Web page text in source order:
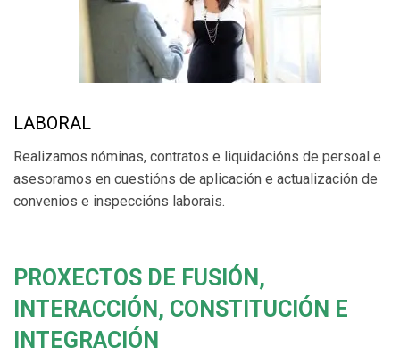
LABORAL
Realizamos nóminas, contratos e liquidacións de persoal e
asesoramos en cuestións de aplicación e actualización de
convenios e inspeccións laborais.
PROXECTOS DE FUSIÓN,
INTERACCIÓN, CONSTITUCIÓN E
INTEGRACIÓN